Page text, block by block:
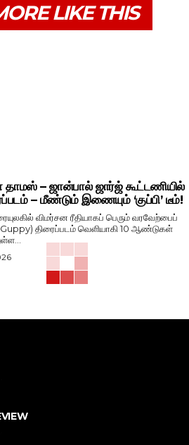
LIKE THIS
– ஜான்பால் ஜார்ஜ் கூட்டணியில்
– மீண்டும் இணையும் ‘குப்பி’ டீம்!
விமர்சன ரீதியாகப் பெரும் வரவேற்பைப்
(Guppy) திரைப்படம் வெளியாகி 10 ஆண்டுகள்